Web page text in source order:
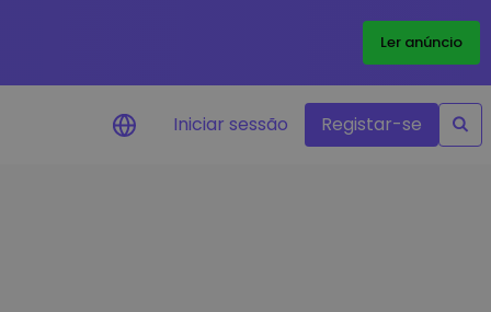
Ler anúncio
Iniciar sessão Registar-se